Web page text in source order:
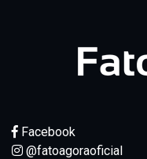
Facebook
@fatoagoraoficial